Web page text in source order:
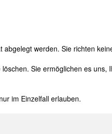
werden. Sie richten
Sie ermöglichen es uns,
im Einzelfall erlauben.